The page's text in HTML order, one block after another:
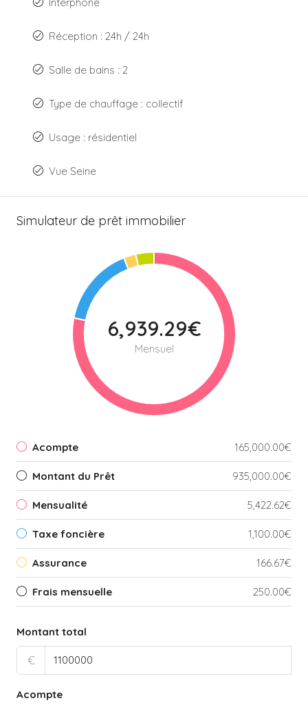
Réception : 24h / 24h
Salle de bains : 2
Type de chauffage : collectif
Usage : résidentiel
Vue Seine
Simulateur de prêt immobilier
6,939.29€
Mensuel
Acompte 165,000.00€
Montant du Prêt 935,000.00€
Mensualité 5,422.62€
Taxe foncière 1,100.00€
Assurance 166.67€
Frais mensuelle 250.00€
Montant total
€
Acompte